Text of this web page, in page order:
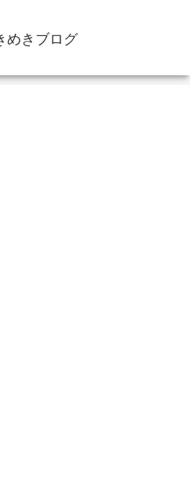
めきブログ